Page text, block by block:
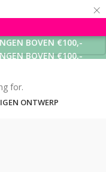
×
BOVEN €100,-
BOVEN €100,-
BOVEN €100,-
ONTWERP
for.